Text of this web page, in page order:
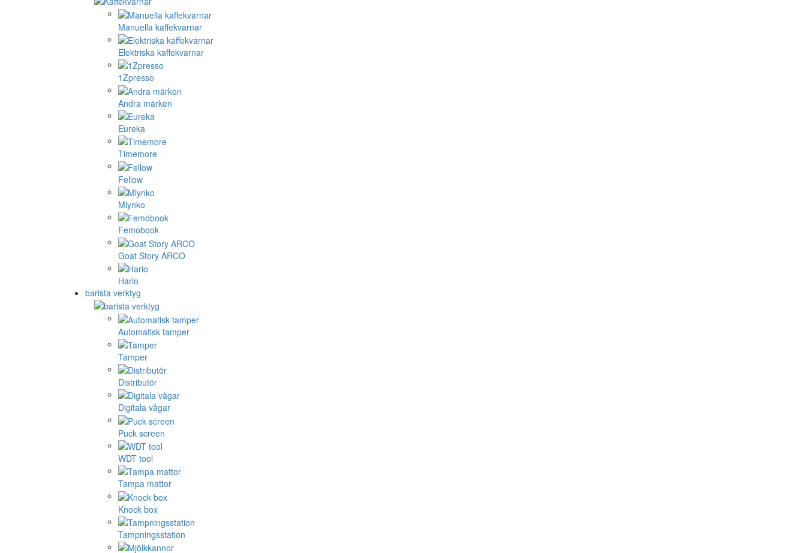
Manuella kaffekvarnar
Elektriska kaffekvarnar
1Zpresso
Andra märken
Eureka
Timemore
Fellow
Mlynko
Femobook
Goat Story ARCO
Hario
barista verktyg
Automatisk tamper
Tamper
Distributör
Digitala vågar
Puck screen
WDT tool
Tampa mattor
Knock box
Tampningsstation